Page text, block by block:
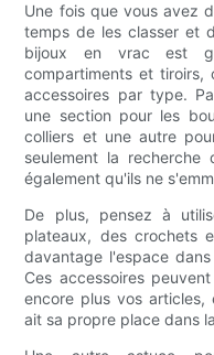
Une fois que vous avez
temps de les classer et
bijoux en vrac est
compartiments et tiroirs,
accessoires par type.
une section pour les
colliers et une autre
seulement la recherche
également qu'ils ne
De plus, pensez à
plateaux, des crochets
davantage l'espace
Ces accessoires
encore plus vos articles,
ait sa propre place dans